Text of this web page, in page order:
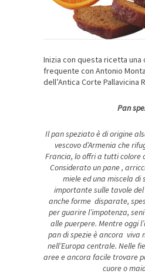
Inizia con questa ricetta
frequente con Antonio
dell’Antica Corte Pallavicina
Pan
Il pan speziato è di origine
vescovo d’Armenia che
Francia, lo offri a tutti colore
Considerato un pane ,
miele ed una miscela di
importante sulle tavole
anche forme disparate,
per guarire l’impotenza,
alle puerpere. Mentre oggi
pan di spezie è ancora viva
nell’Europa centrale. Nelle
aree e ancora facile trovare
cuore o